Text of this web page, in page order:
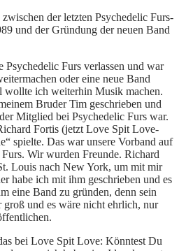
der letzten Psychedelic Furs-
und der Gründung der neuen Band
Psychedelic Furs verlassen und war
oder eine neue Band
wollte ich weiterhin Musik machen.
Bruder Tim geschrieben und
Mitglied bei Psychedelic Furs war.
Fortis (jetzt Love Spit Love-
spielte. Das war unsere Vorband auf
Wir wurden Freunde. Richard
Louis nach New York, um mit mir
habe ich mit ihm geschrieben und es
eine Band zu gründen, denn sein
und es wäre nicht ehrlich, nur
bei Love Spit Love: Könntest Du